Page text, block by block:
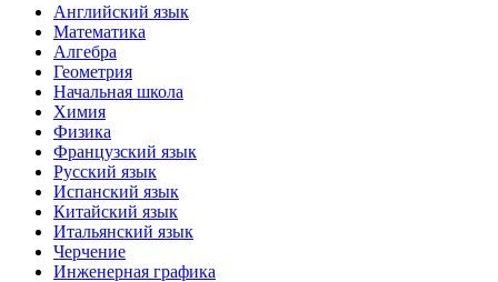
Английский язык
Математика
Алгебра
Геометрия
Начальная школа
Химия
Физика
Французский язык
Русский язык
Испанский язык
Китайский язык
Итальянский язык
Черчение
Инженерная графика